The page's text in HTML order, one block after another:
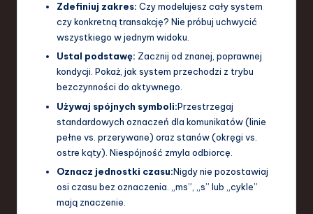
Zdefiniuj zakres: Czy modelujesz cały system
czy konkretną transakcję? Nie próbuj uchwycić
wszystkiego w jednym widoku.
Ustal podstawę: Zacznij od znanej, poprawnej
kondycji. Pokaż, jak system przechodzi z trybu
bezczynności do aktywnego.
Używaj spójnych symboli:Przestrzegaj
standardowych oznaczeń dla komunikatów (linie
pełne vs. przerywane) oraz stanów (okręgi vs.
ostre kąty). Niespójność zmyla odbiorcę.
Oznacz jednostki czasu:Nigdy nie pozostawiaj
osi czasu bez oznaczenia. „ms”, „s” lub „cykle”
mają znaczenie.